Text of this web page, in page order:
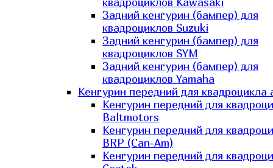
Задний кенгурин (бампер) для
квадроциклов Suzuki
Задний кенгурин (бампер) для
квадроциклов SYM
Задний кенгурин (бампер) для
квадроциклов Yamaha
Кенгурин передний для квадроцикла
Кенгурин передний для
Baltmotors
Кенгурин передний для
BRP (Can-Am)
Кенгурин передний для